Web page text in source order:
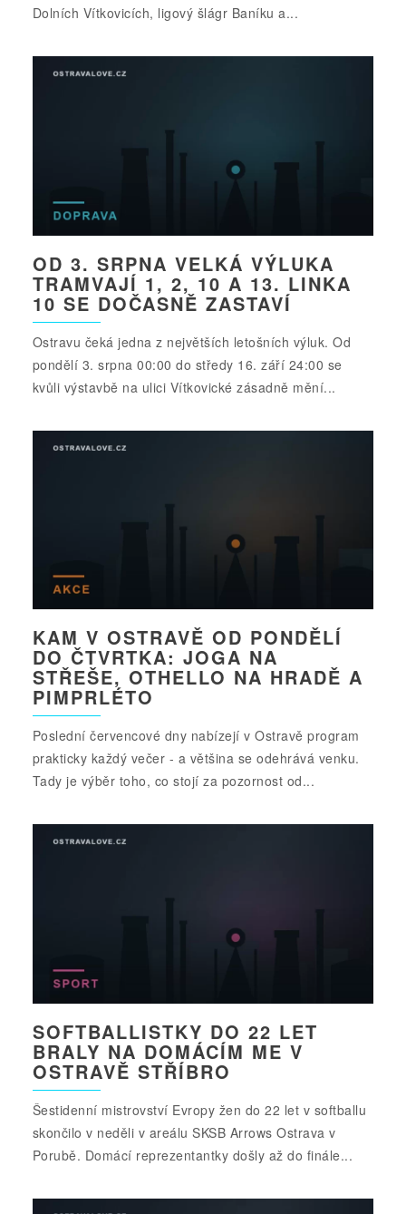
Dolních Vítkovicích, ligový šlágr Baníku a...
OD 3. SRPNA VELKÁ VÝLUKA
TRAMVAJÍ 1, 2, 10 A 13. LINKA
10 SE DOČASNĚ ZASTAVÍ
Ostravu čeká jedna z největších letošních výluk. Od
pondělí 3. srpna 00:00 do středy 16. září 24:00 se
kvůli výstavbě na ulici Vítkovické zásadně mění...
KAM V OSTRAVĚ OD PONDĚLÍ
DO ČTVRTKA: JOGA NA
STŘEŠE, OTHELLO NA HRADĚ A
PIMPRLÉTO
Poslední červencové dny nabízejí v Ostravě program
prakticky každý večer - a většina se odehrává venku.
Tady je výběr toho, co stojí za pozornost od...
SOFTBALLISTKY DO 22 LET
BRALY NA DOMÁCÍM ME V
OSTRAVĚ STŘÍBRO
Šestidenní mistrovství Evropy žen do 22 let v softballu
skončilo v neděli v areálu SKSB Arrows Ostrava v
Porubě. Domácí reprezentantky došly až do finále...